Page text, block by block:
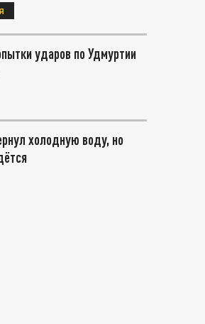
ударов по Удмуртии
холодную воду, но